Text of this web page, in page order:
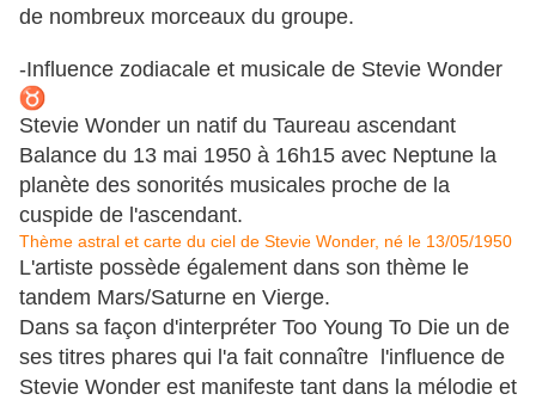
de nombreux morceaux du groupe.
-Influence zodiacale et musicale de Stevie Wonder
Stevie Wonder un natif du Taureau ascendant
Balance du 13 mai 1950 à 16h15 avec Neptune la
planète des sonorités musicales proche de la
cuspide de l'ascendant.
Thème astral et carte du ciel de Stevie Wonder, né le 13/05/1950
L'artiste possède également dans son thème le
tandem Mars/Saturne en Vierge.
Dans sa façon d'interpréter Too Young To Die un de
ses titres phares qui l'a fait connaître l'influence de
Stevie Wonder est manifeste tant dans la mélodie et